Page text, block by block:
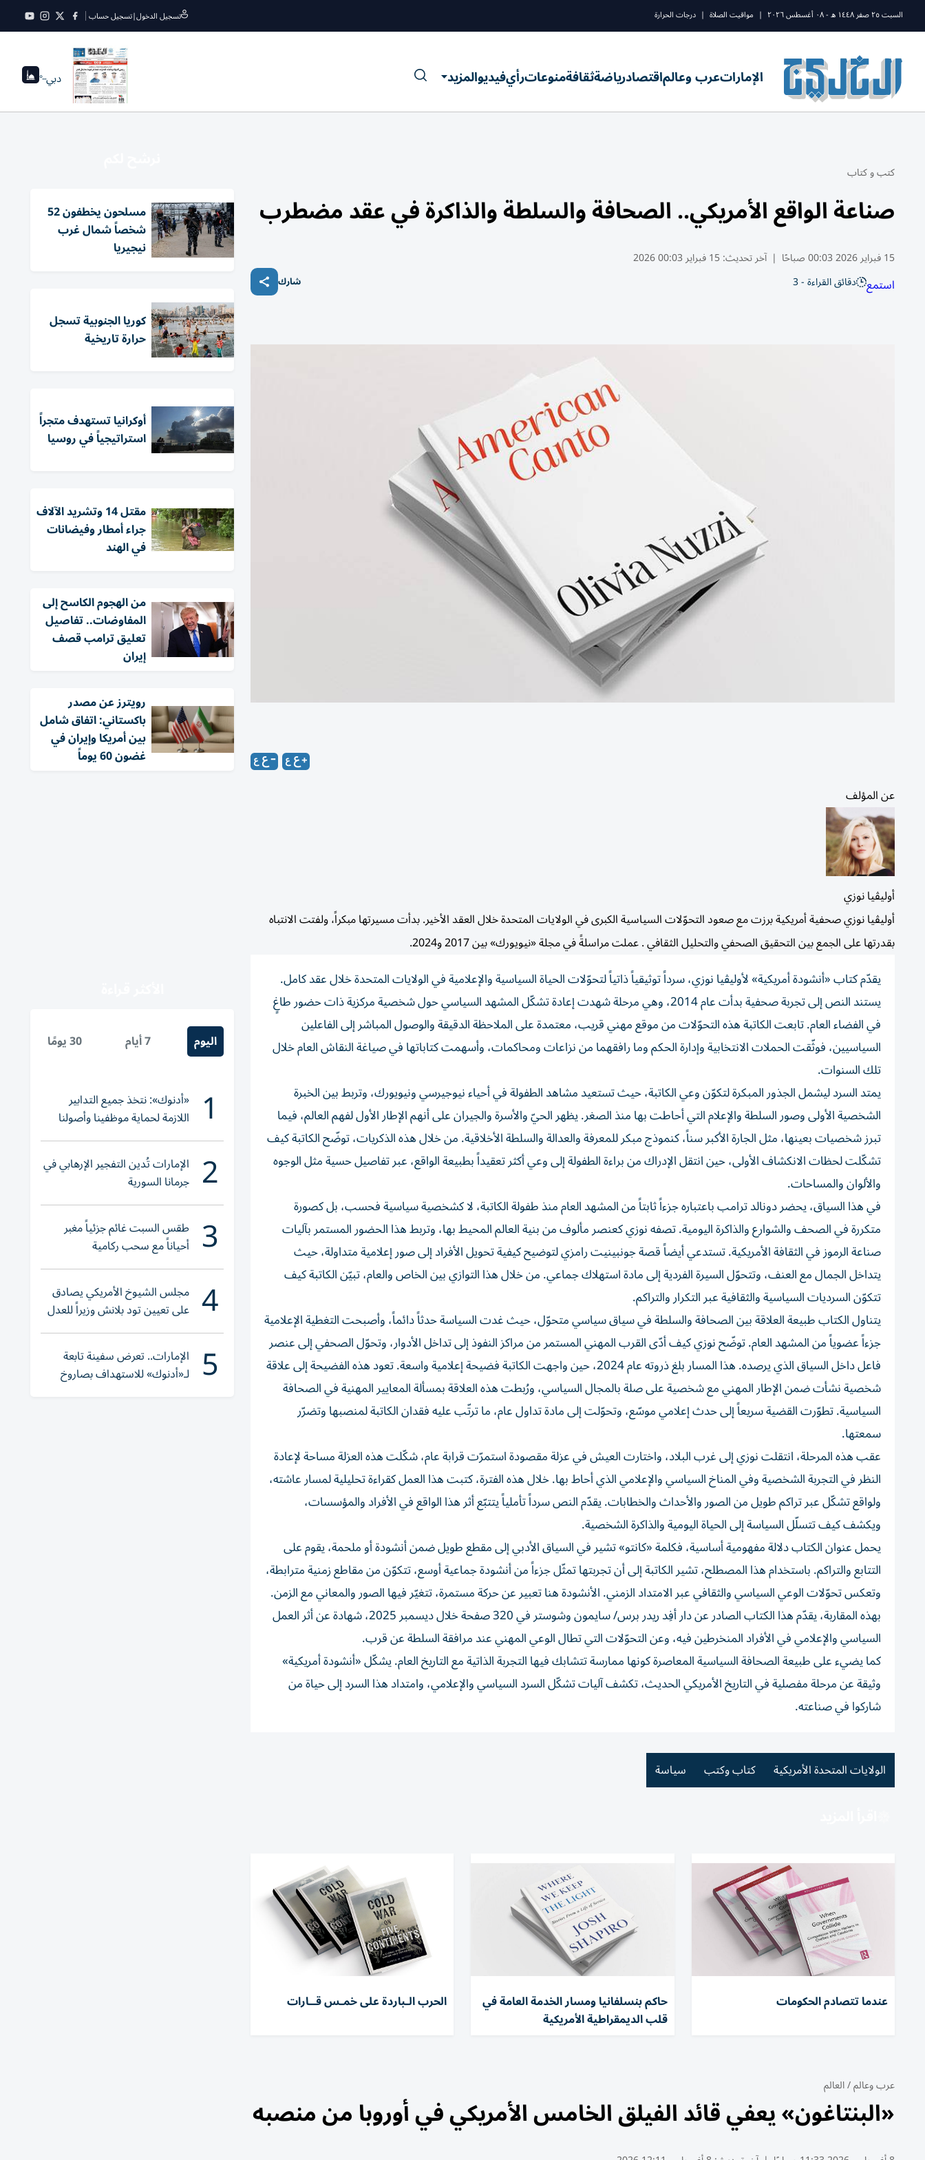
السبت ٢٥ صفر ١٤٤٨ ه - ٠٨ أغسطس ٢٠٢٦ | مواقيت الصلاة | درجات الحرارة تسجيل الدخول|تسجيل حساب
الإماراتعرب وعالماقتصادرياضةثقافةمنوعاترأيفيديوالمزيد دبي--°
كتب و كتاب
صناعة الواقع الأمريكي.. الصحافة والسلطة والذاكرة في عقد مضطرب
15 فبراير 2026 00:03 صباحًا | آخر تحديث:15 فبراير 00:03 2026
استمع دقائق القراءة - 3 شارك
عن المؤلف
أوليڤيا نوزي
أوليڤيا نوزي صحفية أمريكية برزت مع صعود التحوّلات السياسية الكبرى في الولايات المتحدة خلال العقد الأخير. بدأت مسيرتها مبكراً، ولفتت الانتباه
بقدرتها على الجمع بين التحقيق الصحفي والتحليل الثقافي . عملت مراسلةً في مجلة «نيويورك» بين 2017 و2024.
يقدّم كتاب «أنشودة أمريكية» لأوليڤيا نوزي، سرداً توثيقياً ذاتياً لتحوّلات الحياة السياسية والإعلامية في الولايات المتحدة خلال عقد كامل.
يستند النص إلى تجربة صحفية بدأت عام 2014، وهي مرحلة شهدت إعادة تشكّل المشهد السياسي حول شخصية مركزية ذات حضور طاغٍ
في الفضاء العام. تابعت الكاتبة هذه التحوّلات من موقع مهني قريب، معتمدة على الملاحظة الدقيقة والوصول المباشر إلى الفاعلين
السياسيين، فوثّقت الحملات الانتخابية وإدارة الحكم وما رافقهما من نزاعات ومحاكمات، وأسهمت كتاباتها في صياغة النقاش العام خلال
تلك السنوات.
يمتد السرد ليشمل الجذور المبكرة لتكوّن وعي الكاتبة، حيث تستعيد مشاهد الطفولة في أحياء نيوجيرسي ونيويورك، وتربط بين الخبرة
الشخصية الأولى وصور السلطة والإعلام التي أحاطت بها منذ الصغر. يظهر الحيّ والأسرة والجيران على أنهم الإطار الأول لفهم العالم، فيما
تبرز شخصيات بعينها، مثل الجارة الأكبر سناً، كنموذج مبكر للمعرفة والعدالة والسلطة الأخلاقية. من خلال هذه الذكريات، توضّح الكاتبة كيف
تشكّلت لحظات الانكشاف الأولى، حين انتقل الإدراك من براءة الطفولة إلى وعي أكثر تعقيداً بطبيعة الواقع، عبر تفاصيل حسية مثل الوجوه
والألوان والمساحات.
في هذا السياق، يحضر دونالد ترامب باعتباره جزءاً ثابتاً من المشهد العام منذ طفولة الكاتبة، لا كشخصية سياسية فحسب، بل كصورة
متكررة في الصحف والشوارع والذاكرة اليومية. تصفه نوزي كعنصر مألوف من بنية العالم المحيط بها، وتربط هذا الحضور المستمر بآليات
صناعة الرموز في الثقافة الأمريكية. تستدعي أيضاً قصة جونبينيت رامزي لتوضيح كيفية تحويل الأفراد إلى صور إعلامية متداولة، حيث
يتداخل الجمال مع العنف، وتتحوّل السيرة الفردية إلى مادة استهلاك جماعي. من خلال هذا التوازي بين الخاص والعام، تبيّن الكاتبة كيف
تتكوّن السرديات السياسية والثقافية عبر التكرار والتراكم.
يتناول الكتاب طبيعة العلاقة بين الصحافة والسلطة في سياق سياسي متحوّل، حيث غدت السياسة حدثاً دائماً، وأصبحت التغطية الإعلامية
جزءاً عضوياً من المشهد العام. توضّح نوزي كيف أدّى القرب المهني المستمر من مراكز النفوذ إلى تداخل الأدوار، وتحوّل الصحفي إلى عنصر
فاعل داخل السياق الذي يرصده. هذا المسار بلغ ذروته عام 2024، حين واجهت الكاتبة فضيحة إعلامية واسعة. تعود هذه الفضيحة إلى علاقة
شخصية نشأت ضمن الإطار المهني مع شخصية على صلة بالمجال السياسي، ورُبطت هذه العلاقة بمسألة المعايير المهنية في الصحافة
السياسية. تطوّرت القضية سريعاً إلى حدث إعلامي موسّع، وتحوّلت إلى مادة تداول عام، ما ترتّب عليه فقدان الكاتبة لمنصبها وتضرّر
سمعتها.
عقب هذه المرحلة، انتقلت نوزي إلى غرب البلاد، واختارت العيش في عزلة مقصودة استمرّت قرابة عام، شكّلت هذه العزلة مساحة لإعادة
النظر في التجربة الشخصية وفي المناخ السياسي والإعلامي الذي أحاط بها. خلال هذه الفترة، كتبت هذا العمل كقراءة تحليلية لمسار عاشته،
ولواقع تشكّل عبر تراكم طويل من الصور والأحداث والخطابات. يقدّم النص سرداً تأملياً يتتبّع أثر هذا الواقع في الأفراد والمؤسسات،
ويكشف كيف تتسلّل السياسة إلى الحياة اليومية والذاكرة الشخصية.
يحمل عنوان الكتاب دلالة مفهومية أساسية، فكلمة «كانتو» تشير في السياق الأدبي إلى مقطع طويل ضمن أنشودة أو ملحمة، يقوم على
التتابع والتراكم. باستخدام هذا المصطلح، تشير الكاتبة إلى أن تجربتها تمثّل جزءاً من أنشودة جماعية أوسع، تتكوّن من مقاطع زمنية مترابطة،
وتعكس تحوّلات الوعي السياسي والثقافي عبر الامتداد الزمني. الأنشودة هنا تعبير عن حركة مستمرة، تتغيّر فيها الصور والمعاني مع الزمن.
بهذه المقاربة، يقدّم هذا الكتاب الصادر عن دار أفِد ريدر برس/ سايمون وشوستر في 320 صفحة خلال ديسمبر 2025، شهادة عن أثر العمل
السياسي والإعلامي في الأفراد المنخرطين فيه، وعن التحوّلات التي تطال الوعي المهني عند مرافقة السلطة عن قرب.
كما يضيء على طبيعة الصحافة السياسية المعاصرة كونها ممارسة تتشابك فيها التجربة الذاتية مع التاريخ العام. يشكّل «أنشودة أمريكية»
وثيقة عن مرحلة مفصلية في التاريخ الأمريكي الحديث، تكشف آليات تشكّل السرد السياسي والإعلامي، وامتداد هذا السرد إلى حياة من
شاركوا في صناعته.
الولايات المتحدة الأمريكية كتاب وكتب سياسة
عندما تتصادم الحكومات حاكم بنسلفانيا ومسار الخدمة العامة في
قلب الديمقراطية الأمريكية
الحرب الـباردة على خمـس قــارات
عرب وعالم/العالم
«البنتاغون» يعفي قائد الفيلق الخامس الأمريكي في أوروبا من منصبه
مسلحون يخطفون 52
شخصاً شمال غرب
نيجيريا
كوريا الجنوبية تسجل
حرارة تاريخية
أوكرانيا تستهدف متجراً
استراتيجياً في روسيا
مقتل 14 وتشريد الآلاف
جراء أمطار وفيضانات
في الهند
من الهجوم الكاسح إلى
المفاوضات.. تفاصيل
تعليق ترامب قصف
إيران
‏رويترز عن مصدر
باكستاني: اتفاق شامل
بين أمريكا وإيران في
غضون 60 يوماً
اليوم 7 أيام 30 يومًا
1 «أدنوك»: نتخذ جميع التدابير
اللازمة لحماية موظفينا وأصولنا
وعملياتنا
2 الإمارات تُدين التفجير الإرهابي في
جرمانا السورية
3 طقس السبت غائم جزئياً مغبر
أحياناً مع سحب ركامية
4 مجلس الشيوخ الأمريكي يصادق
على تعيين تود بلانش وزيراً للعدل
5 الإمارات.. تعرض سفينة تابعة
لـ«أدنوك» للاستهداف بصاروخ